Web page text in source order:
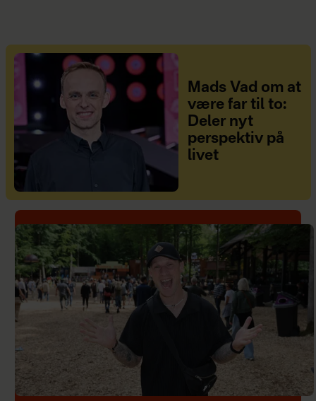
Mads Vad om at
være far til to:
Deler nyt
perspektiv på
livet